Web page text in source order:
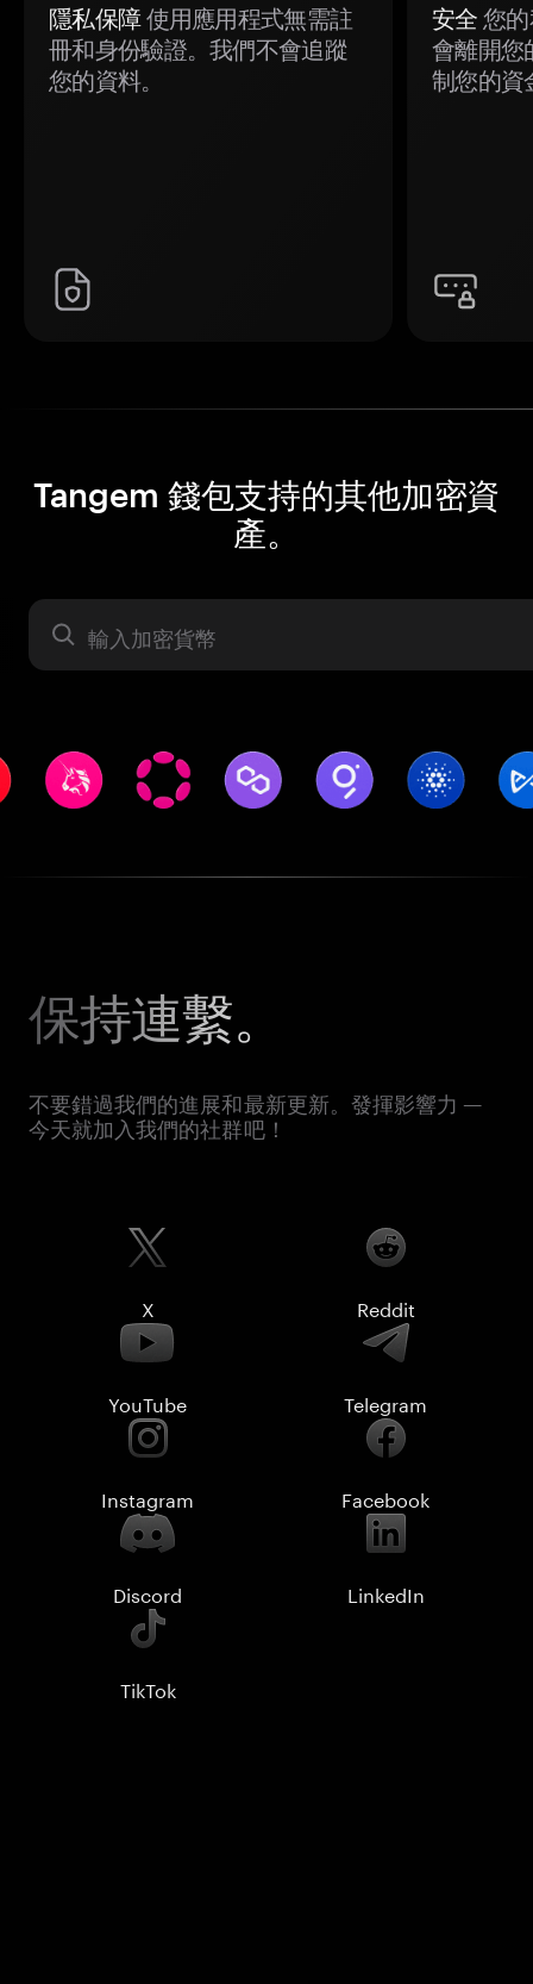
隱私保障使用應用程式無需註
冊和身份驗證。我們不會追蹤
您的資料。
安全 您
會離開您
制您的資
Tangem 錢包支持的其他加密資
產。
資產
保持連繫。
不要錯過我們的進展和最新更新。發揮影響力 —
今天就加入我們的社群吧！
X Reddit
YouTube Telegram
Instagram Facebook
Discord LinkedIn
TikTok